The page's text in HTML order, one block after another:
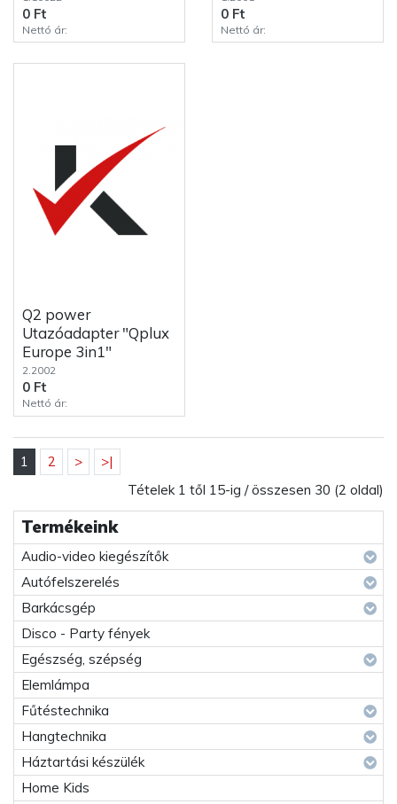
Termékeink
Audio-video kiegészítők
Autófelszerelés
Barkácsgép
Disco - Party fények
Egészség, szépség
Elemlámpa
Fűtéstechnika
Hangtechnika
Háztartási készülék
Home Kids
0 Ft
Nettó ár:
0 Ft
Nettó ár:
Q2 power
Utazóadapter "Qplux
Europe 3in1"
2.2002
0 Ft
Nettó ár:
1 2 >
>|
Tételek 1 től 15-ig / összesen 30 (2 oldal)